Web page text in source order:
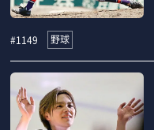
#1149 野球